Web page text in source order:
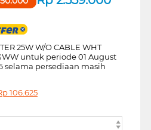
25W W/O CABLE WHT
untuk periode 01 August
selama persediaan masih
106.625